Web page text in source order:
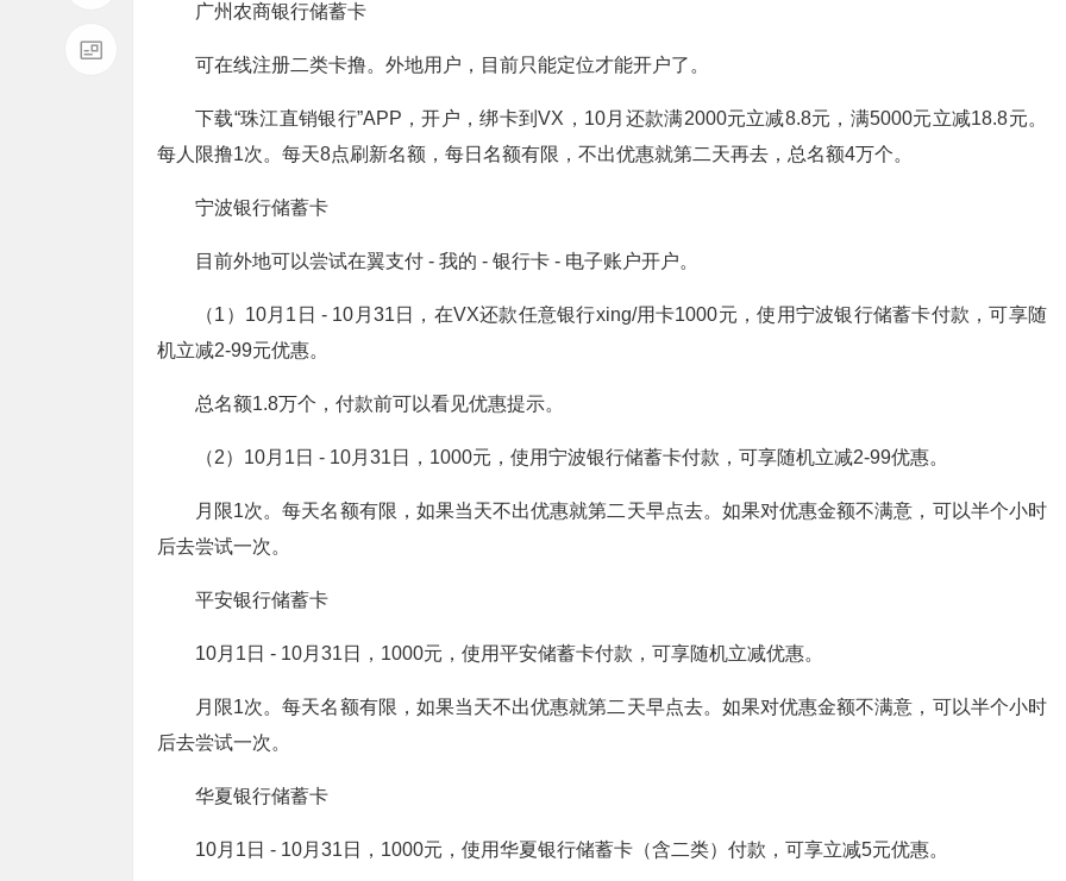
广州农商银行储蓄卡
可在线注册二类卡撸。外地用户，目前只能定位才能开户了。
下载“珠江直销银行”APP，开户，绑卡到VX，10月还款满2000元立减8.8元，满5000元立减18.8元。
每人限撸1次。每天8点刷新名额，每日名额有限，不出优惠就第二天再去，总名额4万个。
宁波银行储蓄卡
目前外地可以尝试在翼支付 - 我的 - 银行卡 - 电子账户开户。
（1）10月1日 - 10月31日，在VX还款任意银行xing/用卡1000元，使用宁波银行储蓄卡付款，可享随
机立减2-99元优惠。
总名额1.8万个，付款前可以看见优惠提示。
（2）10月1日 - 10月31日，1000元，使用宁波银行储蓄卡付款，可享随机立减2-99优惠。
月限1次。每天名额有限，如果当天不出优惠就第二天早点去。如果对优惠金额不满意，可以半个小时
后去尝试一次。
平安银行储蓄卡
10月1日 - 10月31日，1000元，使用平安储蓄卡付款，可享随机立减优惠。
月限1次。每天名额有限，如果当天不出优惠就第二天早点去。如果对优惠金额不满意，可以半个小时
后去尝试一次。
华夏银行储蓄卡
10月1日 - 10月31日，1000元，使用华夏银行储蓄卡（含二类）付款，可享立减5元优惠。